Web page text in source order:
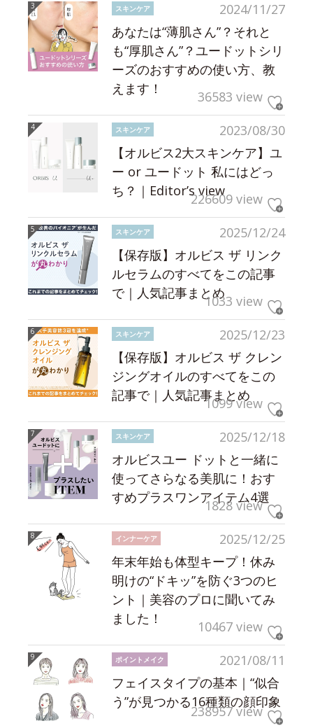
2024/11/27
スキンケア
あなたは“薄肌さん”？それと
も“厚肌さん”？ユードットシリ
ーズのおすすめの使い方、教
えます！
36583 view
2023/08/30
スキンケア
【オルビス2大スキンケア】ユ
ー or ユードット 私にはどっ
ち？｜Editor’s view226609 view
2025/12/24
スキンケア
【保存版】オルビス ザ リンク
ルセラムのすべてをこの記事
で｜人気記事まとめ1033 view
2025/12/23
スキンケア
【保存版】オルビス ザ クレン
ジングオイルのすべてをこの
記事で｜人気記事まとめ
1099 view
2025/12/18
スキンケア
オルビスユー ドットと一緒に
使ってさらなる美肌に！おす
すめプラスワンアイテム4選
1828 view
2025/12/25
インナーケア
年末年始も体型キープ！休み
明けの“ドキッ”を防ぐ3つのヒ
ント｜美容のプロに聞いてみ
ました！
10467 view
2021/08/11
ポイントメイク
フェイスタイプの基本｜“似合
う”が見つかる16種類の顔印象
238957 view